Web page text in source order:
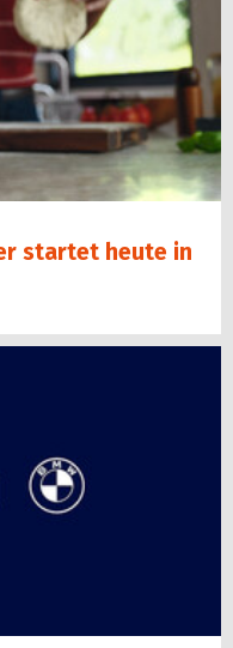
startet heu­te in